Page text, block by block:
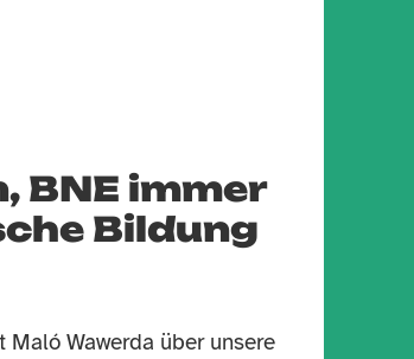
BNE immer
Bildung
Wawerda über unsere